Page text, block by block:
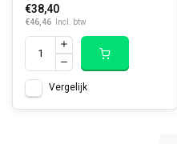
€38,40
€46,46 Incl. btw
Vergelijk